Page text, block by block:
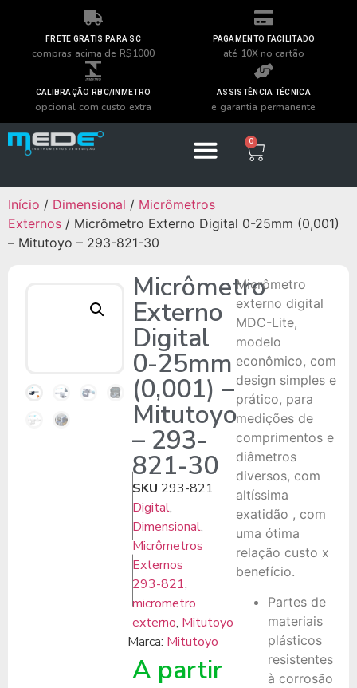
FRETE GRÁTIS PARA SC
compras acima de R$1000
PAGAMENTO FACILITADO
até 10X no cartão
CALIBRAÇÃO RBC/INMETRO
opcional com custo extra
ASSISTÊNCIA TÉCNICA
e garantia permanente
0
Início / Dimensional / Micrômetros
Externos / Micrômetro Externo Digital 0-25mm (0,001)
– Mitutoyo – 293-821-30
Micrômetro
Externo
Digital
0-25mm
(0,001) –
Mitutoyo
– 293-
821-30
SKU 293-821
Digital,
Dimensional,
Micrômetros
Externos
293-821,
micrometro
externo, Mitutoyo
Marca: Mitutoyo
A partir
Micrômetro
externo digital
MDC-Lite,
modelo
econômico, com
design simples e
prático, para
medições de
comprimentos e
diâmetros
diversos, com
altíssima
exatidão , com
uma ótima
relação custo x
benefício.
Partes de
materiais
plásticos
resistentes
à corrosão